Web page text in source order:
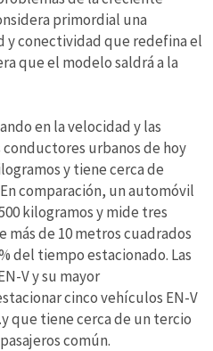
primordial una
conectividad que redefina el
que el modelo saldrá a la
en la velocidad y las
urbanos de hoy
y tiene cerca de
comparación, un automóvil
kilogramos y mide tres
más de 10 metros cuadrados
del tiempo estacionado. Las
V y su mayor
cinco vehículos EN-V
que tiene cerca de un tercio
común.